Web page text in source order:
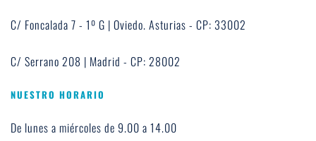
C/ Foncalada 7 - 1º G | Oviedo. Asturias - CP: 33002
C/ Serrano 208 | Madrid - CP: 28002
NUESTRO HORARIO
De lunes a miércoles de 9.00 a 14.00